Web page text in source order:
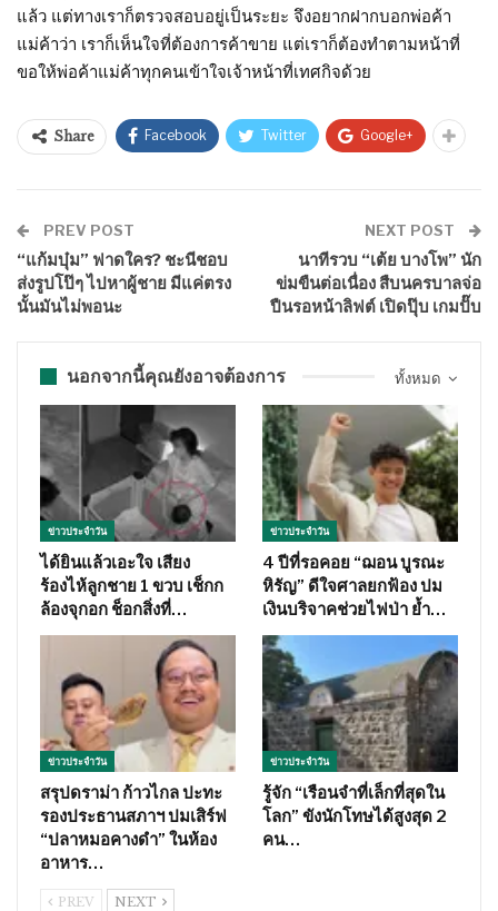
แล้ว แต่ทางเราก็ตรวจสอบอยู่เป็นระยะ จึงอยากฝากบอกพ่อค้า
แม่ค้าว่า เราก็เห็นใจที่ต้องการค้าขาย แต่เราก็ต้องทำตามหน้าที่
ขอให้พ่อค้าแม่ค้าทุกคนเข้าใจเจ้าหน้าที่เทศกิจด้วย
Share Facebook Twitter Google+
PREV POST
“แก้มบุ๋ม” ฟาดใคร? ชะนีชอบ
ส่งรูปโป๊ๆ ไปหาผู้ชาย มีแค่ตรง
นั้นมันไม่พอนะ
NEXT POST
นาทีรวบ “เต้ย บางโพ” นัก
ข่มขืนต่อเนื่อง สืบนครบาลจ่อ
ปืนรอหน้าลิฟต์ เปิดปุ๊บ เกมปั๊บ
ทั้งหมด
นอกจากนี้คุณยังอาจต้องการ
ข่าวประจำวัน
ได้ยินแล้วเอะใจ เสียง
ร้องไห้ลูกชาย 1 ขวบ เช็กก
ล้องจุกอก ช็อกสิ่งที่…
ข่าวประจำวัน
4 ปีที่รอคอย “ฌอน บูรณะ
หิรัญ” ดีใจศาลยกฟ้อง ปม
เงินบริจาคช่วยไฟป่า ย้ำ…
ข่าวประจำวัน
สรุปดราม่า ก้าวไกล ปะทะ
รองประธานสภาฯ ปมเสิร์ฟ
“ปลาหมอคางดำ” ในห้อง
อาหาร…
ข่าวประจำวัน
รู้จัก “เรือนจำที่เล็กที่สุดใน
โลก” ขังนักโทษได้สูงสุด 2
คน…
PREV NEXT